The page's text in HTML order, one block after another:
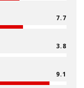
7.7
3.8
9.1